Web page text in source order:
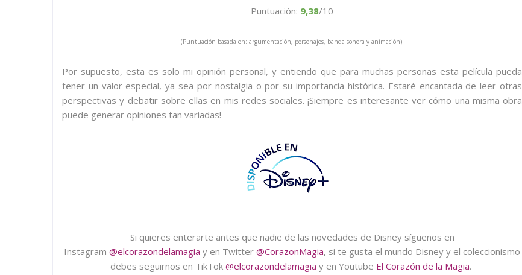
Puntuación: 9,38/10
(Puntuación basada en: argumentación, personajes, banda sonora y animación).
Por supuesto, esta es solo mi opinión personal, y entiendo que para muchas personas esta película pueda
tener un valor especial, ya sea por nostalgia o por su importancia histórica. Estaré encantada de leer otras
perspectivas y debatir sobre ellas en mis redes sociales. ¡Siempre es interesante ver cómo una misma obra
puede generar opiniones tan variadas!
Si quieres enterarte antes que nadie de las novedades de Disney síguenos en
Instagram @elcorazondelamagia y en Twitter @CorazonMagia, si te gusta el mundo Disney y el coleccionismo
debes seguirnos en TikTok @elcorazondelamagia y en Youtube El Corazón de la Magia.